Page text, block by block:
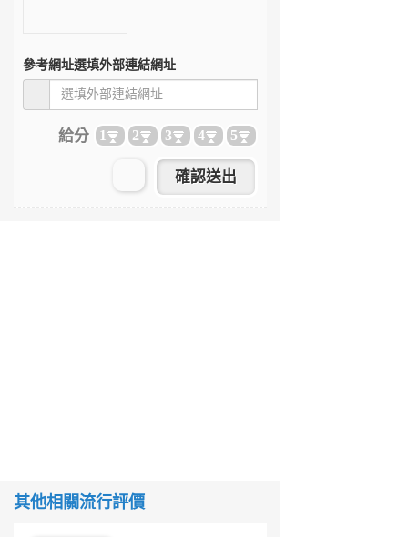
參考網址選填外部連結網址
給分 1 2 3 4 5
其他相關流行評價